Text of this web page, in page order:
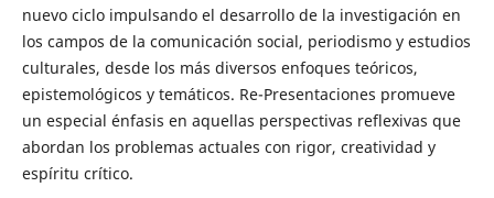
nuevo ciclo impulsando el desarrollo de la investigación en
los campos de la comunicación social, periodismo y estudios
culturales, desde los más diversos enfoques teóricos,
epistemológicos y temáticos. Re-Presentaciones promueve
un especial énfasis en aquellas perspectivas reflexivas que
abordan los problemas actuales con rigor, creatividad y
espíritu crítico.